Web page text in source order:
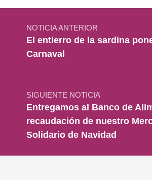
Navegación de entradas
NOTICIA ANTERIOR
El entierro de la sardina
Carnaval
SIGUIENTE NOTICIA
Entregamos al Banco de
recaudación de nuestro
Solidario de Navidad